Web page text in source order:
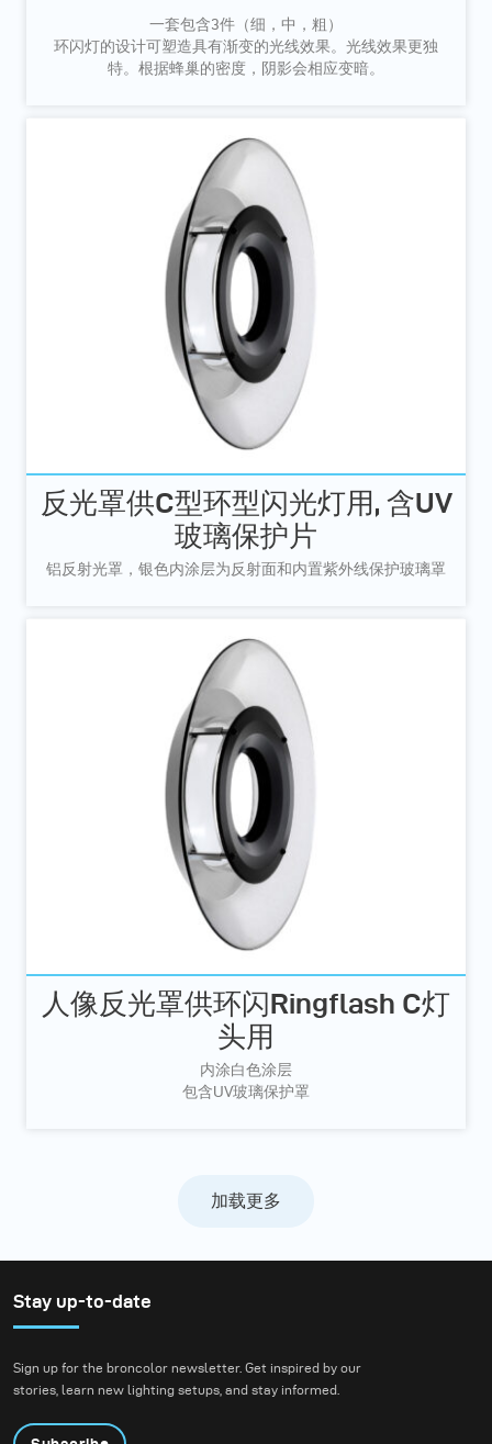
一套包含3件（细，中，粗）
环闪灯的设计可塑造具有渐变的光线效果。光线效果更独
特。根据蜂巢的密度，阴影会相应变暗。
反光罩供C型环型闪光灯用, 含UV
玻璃保护片
铝反射光罩，银色内涂层为反射面和内置紫外线保护玻璃罩
人像反光罩供环闪Ringflash C灯
头用
内涂白色涂层
包含UV玻璃保护罩
加载更多
Stay up-to-date
Sign up for the broncolor newsletter. Get inspired by our
stories, learn new lighting setups, and stay informed.